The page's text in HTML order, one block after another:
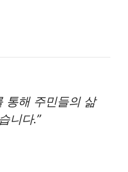
통해 주민들의 삶
니다.”